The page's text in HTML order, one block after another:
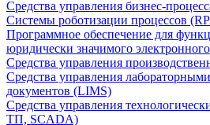
Средства управления бизнес-
Системы роботизации процессов
Программное обеспечение для
юридически значимого
Средства управления
Средства управления
документов (LIMS)
Средства управления
ТП, SCADA)